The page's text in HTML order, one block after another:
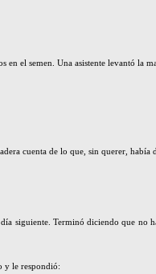
en el semen. Una asistente levantó la
cuenta de lo que, sin querer,
siguiente. Terminó diciendo que no
y le respondió: